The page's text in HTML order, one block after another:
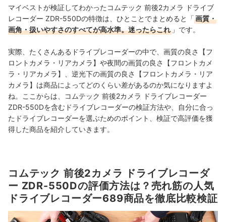
マイベストが検証してわかったコムテック 前後2カメラ ドライブ
レコーダー ZDR-550Dの特徴は、ひとことでまとめると「画質・
画角・扱いやすさのすべてが高水準。迷ったらこれ 」です。
実際、たくさんあるドライブレコーダーの中で、画質の良さ【フ
ロントカメラ・リアカメラ】や夜間の画質の良さ【フロントカメ
ラ・リアカメラ】、逆光下の画質の良さ【フロントカメラ・リア
カメラ】は商品によってどのくらい差があるのか気になりますよ
ね。ここからは、コムテック 前後2カメラ ドライブレコーダー
ZDR-550Dを含むドライブレコーダーの検証方法や、自分に合っ
たドライブレコーダーを選ぶためのポイント、検証で高評価を獲
得した商品を紹介していきます。
コムテック 前後2カメラ ドライブレコーダ
ー ZDR-550Dの評価方法は？売れ筋の人気
ドライブレコーダー689商品を徹底比較検証